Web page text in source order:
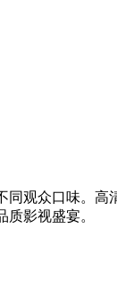
观众口味。
影视盛宴。